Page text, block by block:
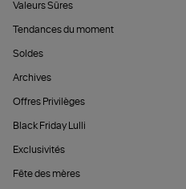
Valeurs Sûres
Tendances du moment
Soldes
Archives
Offres Privilèges
Black Friday Lulli
Exclusivités
Fête des mères